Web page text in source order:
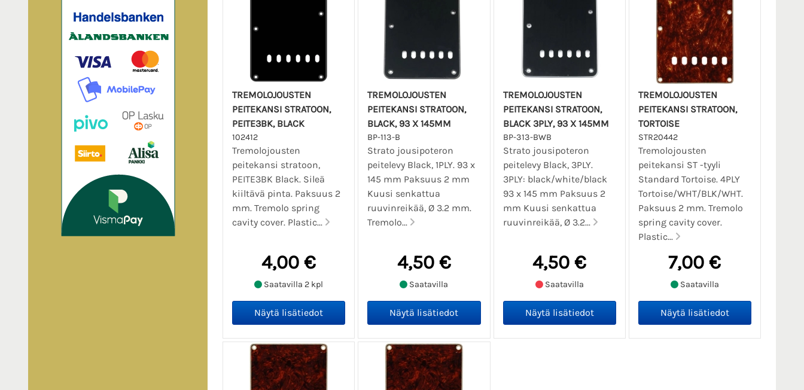
TREMOLOJOUSTEN
PEITEKANSI STRATOON,
PEITE3BK, BLACK
102412
Tremolojousten
peitekansi stratoon,
PEITE3BK Black. Sileä
kiiltävä pinta. Paksuus 2
mm. Tremolo spring
cavity cover. Plastic...
4,00 €
Saatavilla 2 kpl
TREMOLOJOUSTEN
PEITEKANSI STRATOON,
BLACK, 93 X 145MM
BP-113-B
Strato jousipoteron
peitelevy Black, 1PLY. 93 x
145 mm Paksuus 2 mm
Kuusi senkattua
ruuvinreikää, Ø 3.2 mm.
Tremolo...
4,50 €
Saatavilla
TREMOLOJOUSTEN
PEITEKANSI STRATOON,
BLACK 3PLY, 93 X 145MM
BP-313-BWB
Strato jousipoteron
peitelevy Black, 3PLY.
3PLY: black/white/black
93 x 145 mm Paksuus 2
mm Kuusi senkattua
ruuvinreikää, Ø 3.2...
4,50 €
Saatavilla
TREMOLOJOUSTEN
PEITEKANSI STRATOON,
TORTOISE
STR20442
Tremolojousten
peitekansi ST -tyyli
Standard Tortoise. 4PLY
Tortoise/WHT/BLK/WHT.
Paksuus 2 mm. Tremolo
spring cavity cover.
Plastic...
7,00 €
Saatavilla